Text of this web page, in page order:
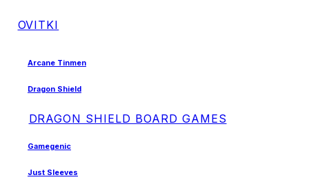
OVITKI
Arcane Tinmen
Dragon Shield
DRAGON SHIELD BOARD GAMES
Gamegenic
Just Sleeves